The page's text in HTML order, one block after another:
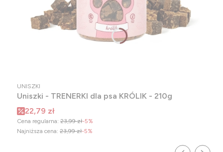
UNISZKI
Uniszki - TRENERKI dla psa KRÓLIK - 210g
Cena promocyjna
22,79 zł
Cena regularna: 23,99 zł-5%
Najniższa cena: 23,99 zł-5%